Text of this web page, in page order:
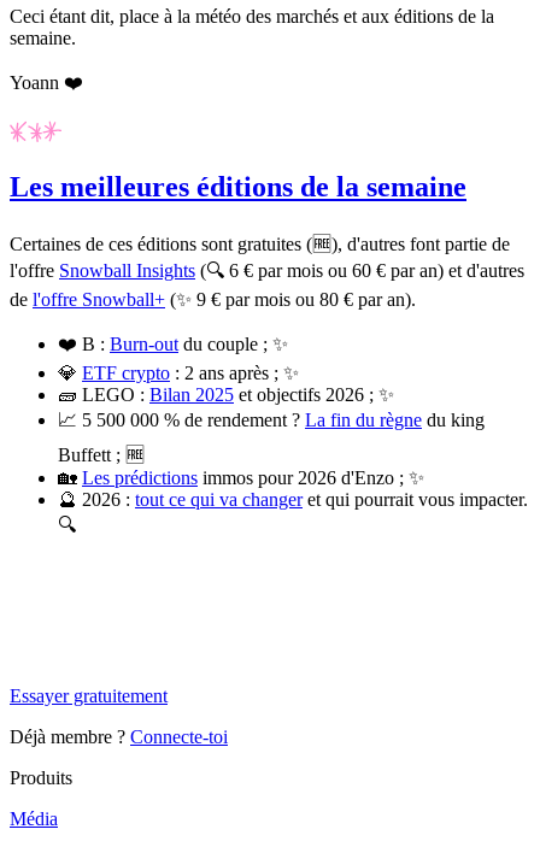
Ceci étant dit, place à la météo des marchés et aux éditions de la
semaine.
Yoann ❤️
Les meilleures éditions de la semaine
Certaines de ces éditions sont gratuites (🆓), d'autres font partie de
l'offre Snowball Insights (🔍 6 € par mois ou 60 € par an) et d'autres
de l'offre Snowball+ (✨ 9 € par mois ou 80 € par an).
❤️ B : Burn-out du couple ; ✨
💎 ETF crypto : 2 ans après ; ✨
🧱 LEGO : Bilan 2025 et objectifs 2026 ; ✨
📈 5 500 000 % de rendement ? La fin du règne du king
Buffett ; 🆓
🏡 Les prédictions immos pour 2026 d'Enzo ; ✨
🔮 2026 : tout ce qui va changeret qui pourrait vous impacter.
🔍
Essayer gratuitement
Déjà membre ? Connecte-toi
Produits
Média